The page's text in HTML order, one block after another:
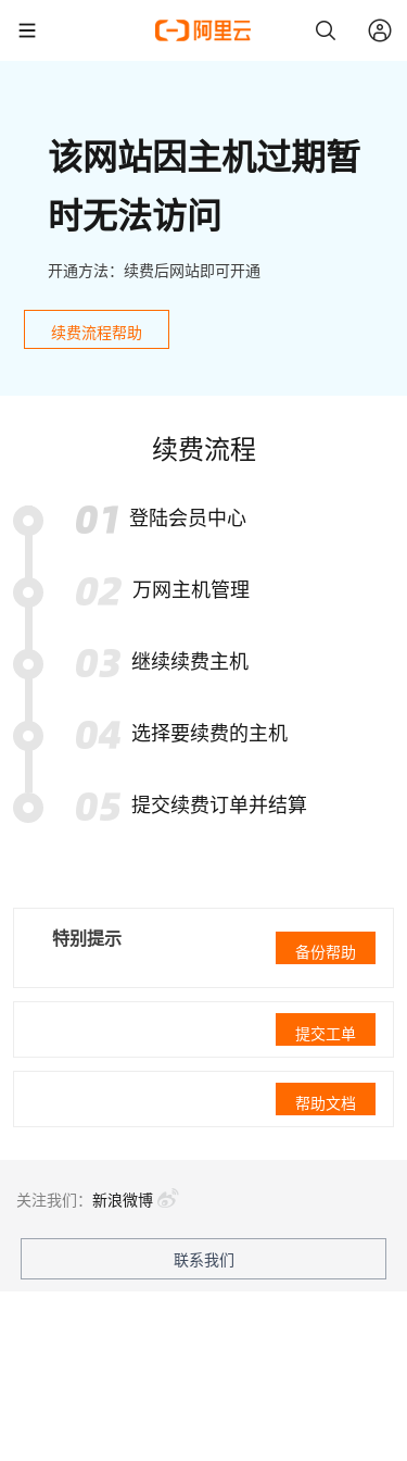
该网站因主机过期暂
时无法访问
开通方法：续费后网站即可开通
续费流程帮助
续费流程
登陆会员中心
万网主机管理
继续续费主机
选择要续费的主机
提交续费订单并结算
特别提示
备份帮助
提交工单
帮助文档